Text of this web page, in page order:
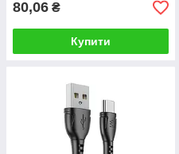
80,06 ₴
Купити